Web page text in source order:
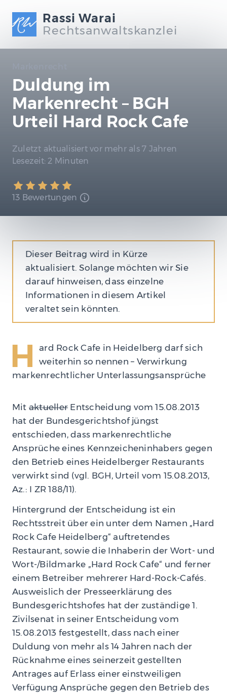
Rassi Warai
Rechtsanwaltskanzlei
Duldung im
Markenrecht – BGH
Urteil Hard Rock Cafe
Zuletzt aktualisiertvor mehr als 7 Jahren
Lesezeit: 2 Minuten
13 Bewertungen
Dieser Beitrag wird in Kürze
aktualisiert. Solange möchten wir Sie
darauf hinweisen, dass einzelne
Informationen in diesem Artikel
veraltet sein könnten.
H
ard Rock Cafe in Heidelberg darf sich
weiterhin so nennen – Verwirkung
markenrechtlicher Unterlassungsansprüche
Mit aktuellerEntscheidung vom 15.08.2013
hat der Bundesgerichtshof jüngst
entschieden, dass markenrechtliche
Ansprüche eines Kennzeicheninhabers gegen
den Betrieb eines Heidelberger Restaurants
verwirkt sind (vgl. BGH, Urteil vom 15.08.2013,
Az.: I ZR 188/11).
Hintergrund der Entscheidung ist ein
Rechtsstreit über ein unter dem Namen „Hard
Rock Cafe Heidelberg“ auftretendes
Restaurant, sowie die Inhaberin der Wort- und
Wort-/Bildmarke „Hard Rock Cafe“ und ferner
einem Betreiber mehrerer Hard-Rock-Cafés.
Ausweislich der Presseerklärung des
Bundesgerichtshofes hat der zuständige 1.
Zivilsenat in seiner Entscheidung vom
15.08.2013 festgestellt, dass nach einer
Duldung von mehr als 14 Jahren nach der
Rücknahme eines seinerzeit gestellten
Antrages auf Erlass einer einstweiligen
Verfügung Ansprüche gegen den Betrieb des